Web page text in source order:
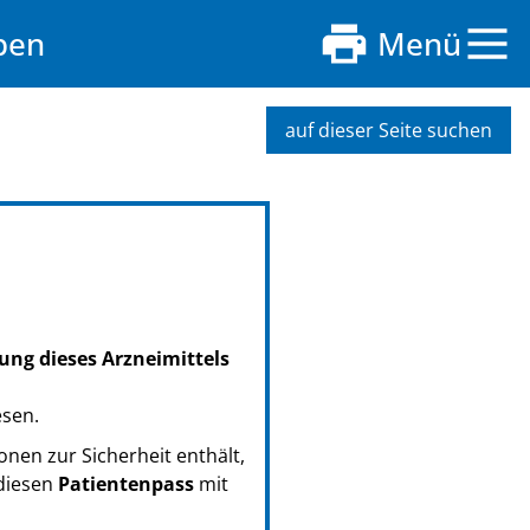
Menü
auf dieser Seite suchen
dieses Arzneimittels
zur Sicherheit enthält,
Patientenpass mit